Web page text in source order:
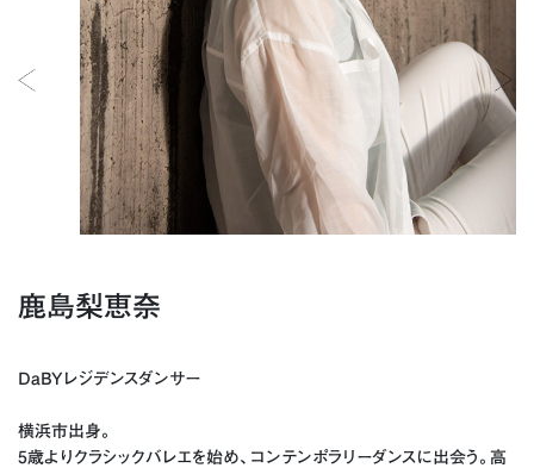
鹿島梨恵奈
DaBYレジデンスダンサー
横浜市出身。
5歳よりクラシックバレエを始め、コンテンポラリーダンスに出会う。高